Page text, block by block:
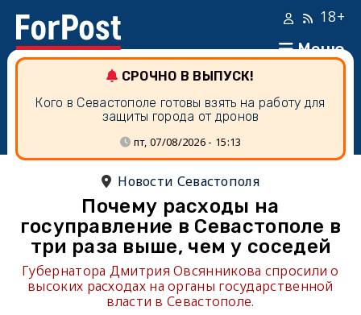
Меню
18+
СРОЧНО В ВЫПУСК!
Кого в Севастополе готовы взять на работу для
защиты города от дронов
пт, 07/08/2026 - 15:13
Новости Севастополя
Почему расходы на
госуправление в Севастополе в
три раза выше, чем у соседей
Губернатора Дмитрия Овсянникова спросили о
высоких расходах на органы государственной
власти в Севастополе.